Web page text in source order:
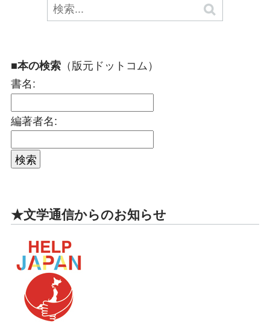
■本の検索 （版元ドットコム）
書名:
編著者名:
★文学通信からのお知らせ